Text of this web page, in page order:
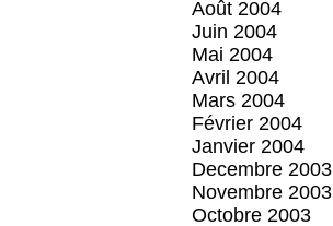
Août 2004
Juin 2004
Mai 2004
Avril 2004
Mars 2004
Février 2004
Janvier 2004
Decembre 2003
Novembre 2003
Octobre 2003